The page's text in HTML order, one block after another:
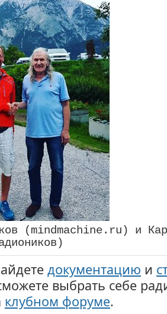
(mindmachine.ru) и
документацию и
выбрать себе
клубном форуме.